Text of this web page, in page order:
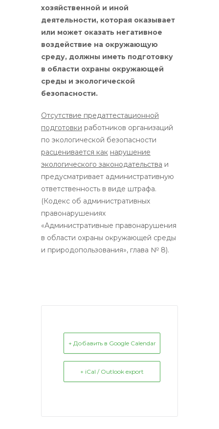
хозяйственной и иной
деятельности, которая оказывает
или может оказать негативное
воздействие на окружающую
среду, должны иметь подготовку
в области охраны окружающей
среды и экологической
безопасности.
Отсутствие предаттестационной
подготовки работников организаций
по экологической безопасности
расценивается как нарушение
экологического законодательства и
предусматривает административную
ответственность в виде штрафа.
(Кодекс об административных
правонарушениях
«Административные правонарушения
в области охраны окружающей среды
и природопользования», глава № 8).
+ Добавить в Google Calendar
+ iCal / Outlook export